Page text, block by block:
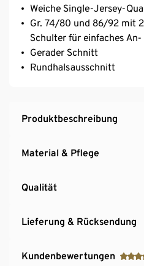
Weiche Single-Jersey-
Gr. 74/80 und 86/92 mit
Schulter für einfaches An-
Gerader Schnitt
Rundhalsausschnitt
Produktbeschreibung
Material & Pflege
Qualität
Lieferung & Rücksendung
Kundenbewertungen